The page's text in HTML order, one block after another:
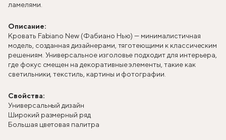
ламелями.
Описание:
Кровать Fabiano New (Фабиано Нью) — минималистичная
модель, созданная дизайнерами, тяготеющими к классическим
решениям. Универсальное изголовье подходит для интерьера,
где фокус смещен на декоративные элементы, такие как
светильники, текстиль, картины и фотографии.
Свойства:
Универсальный дизайн
Широкий размерный ряд
Большая цветовая палитра